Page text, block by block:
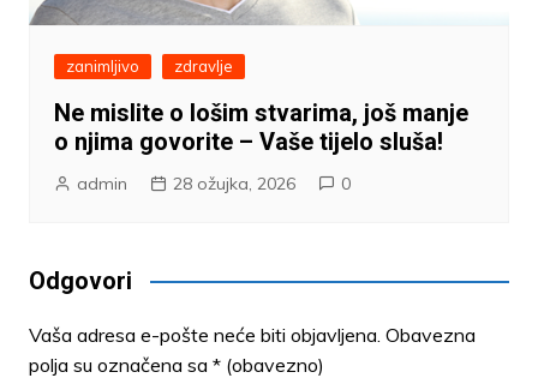
zanimljivo zdravlje
Ne mislite o lošim stvarima, još manje
o njima govorite – Vaše tijelo sluša!
admin 28 ožujka, 2026 0
Odgovori
Vaša adresa e-pošte neće biti objavljena. Obavezna
polja su označena sa * (obavezno)